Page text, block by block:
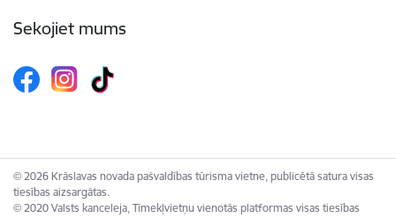
Sekojiet mums
© 2026 Krāslavas novada pašvaldības tūrisma vietne, publicētā satura visas
tiesības aizsargātas.
© 2020 Valsts kanceleja, Tīmekļvietņu vienotās platformas visas tiesības